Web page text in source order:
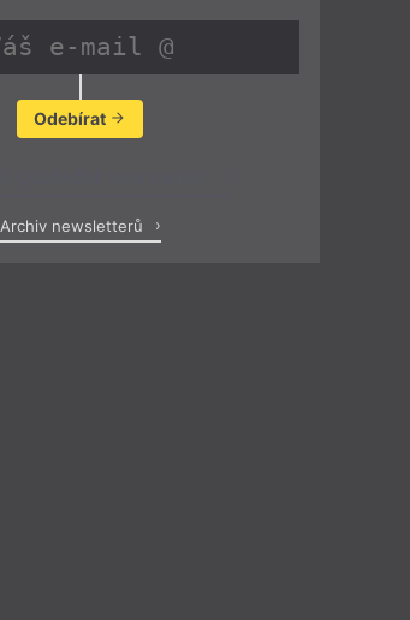
Odebírat
Archiv newsletterů